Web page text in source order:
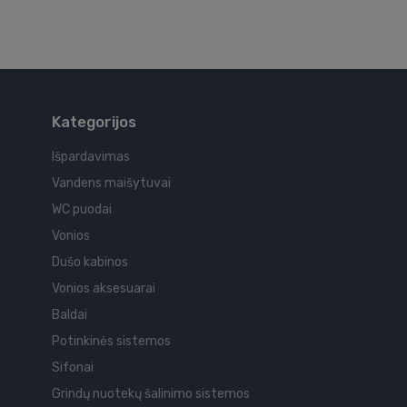
Kategorijos
Išpardavimas
Vandens maišytuvai
WC puodai
Vonios
Dušo kabinos
Vonios aksesuarai
Baldai
Potinkinės sistemos
Sifonai
Grindų nuotekų šalinimo sistemos